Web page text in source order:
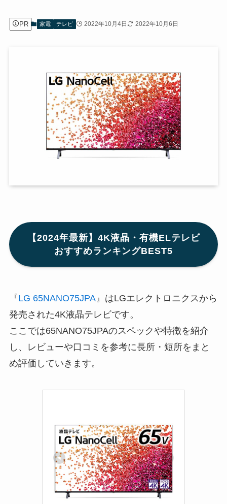
PR 家電 テレビ 2022年10月4日 2022年10月6日
【2024年最新】4K液晶・有機ELテレビ
おすすめランキングBEST5
『LG 65NANO75JPA』はLGエレクトロニクスから
発売された4K液晶テレビです。
ここでは65NANO75JPAのスペックや特徴を紹介
し、レビューや口コミを参考に長所・短所をまと
め評価していきます。